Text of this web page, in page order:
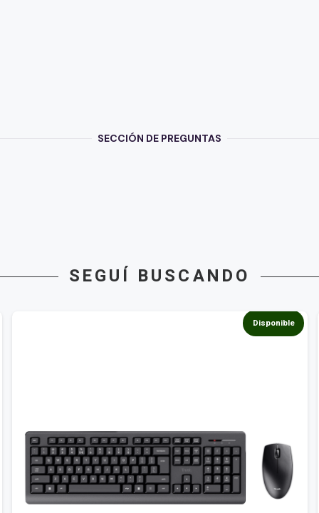
SECCIÓN DE PREGUNTAS
SEGUÍ BUSCANDO
Disponible